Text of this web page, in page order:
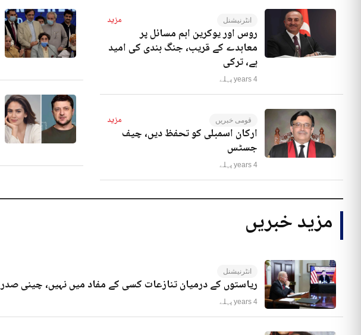
انٹرنیشنل مزید
روس اور یوکرین اہم مسائل پر
معاہدے کے قریب، جنگ بندی کی امید
ہے، ترکی
4 years پہلے
قومی خبریں مزید
ارکان اسمبلی کو تحفظ دیں، چیف
جسٹس
4 years پہلے
مزید خبریں
انٹرنیشنل
ریاستوں کے درمیان تنازعات کسی کے مفاد میں نہیں، چینی صدر
4 years پہلے